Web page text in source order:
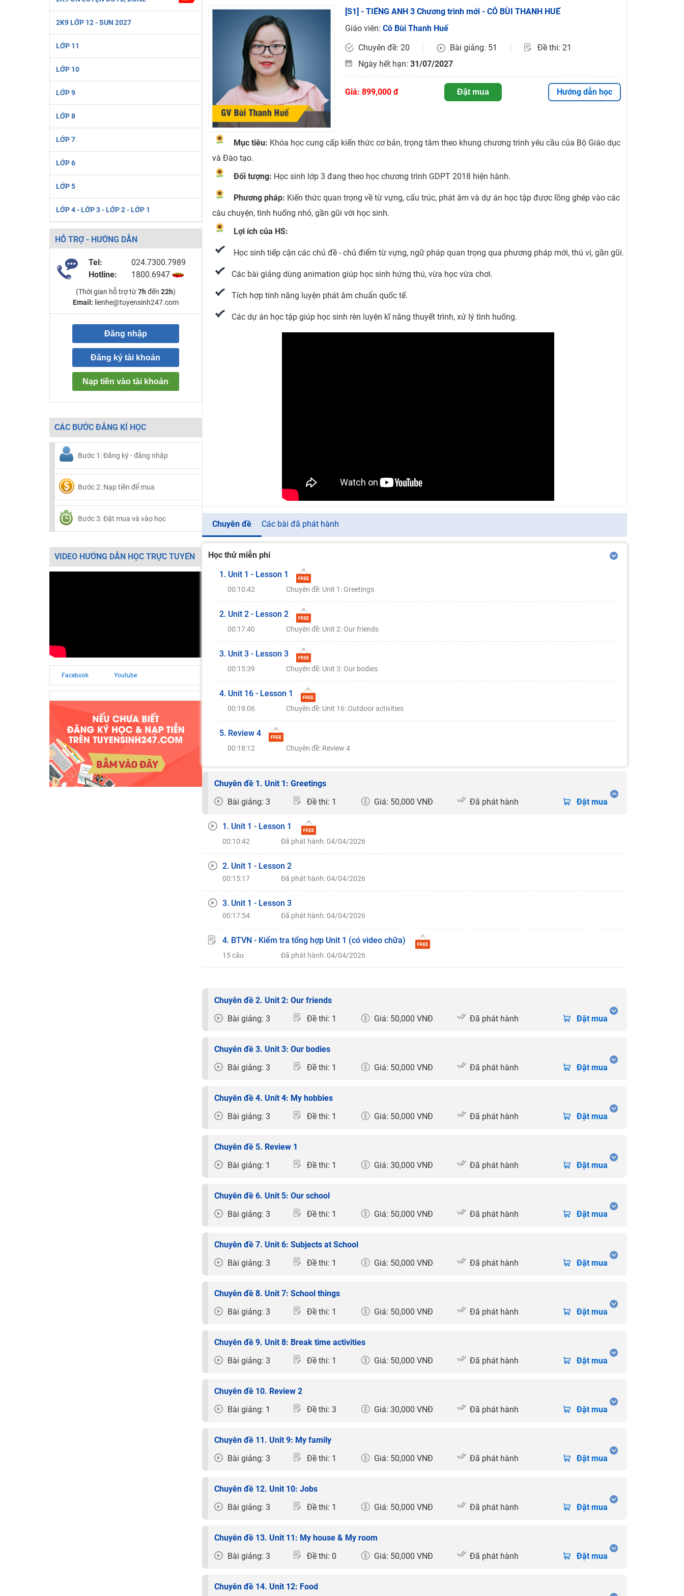
Học online lớp 2 với thầy cô giáo giỏi, nổi tiếng
2K6! Lộ Trình Sun 2024 - Ba bước luyện thi TN THPT - ĐH ít nhất 25 điểm
Hot! Lễ hội đồng giá 449K - 499K toàn bộ khoá học tại Tuyensinh247 (Từ 16-18/07/2025)
Khuyến Mãi Khoá Học 1K Chỉ Từ 11-13/09/2024
Đồng giá khóa học 499K - 399K (13/11-15/11)
Khai giảng các khóa lớp 9 Toán - Lý - Hóa - Văn - Anh năm 2018
Khai giảng khóa Ngữ văn 7 - xây nền vững chắc cho tương lai!
Luyện thi vào lớp 10 môn Toán, Văn, Hóa, Anh, Lý với giáo viên giỏi và nổi tiếng
2K9 LỚP 12 - SUN 2027
LỚP 11
LỚP 10
LỚP 9
LỚP 8
LỚP 7
LỚP 6
LỚP 5
LỚP 4 - LỚP 3 - LỚP 2 - LỚP 1
HỖ TRỢ - HƯỚNG DẪN
Tel:
024.7300.7989
Hotline:
1800.6947
(Thời gian hỗ trợ từ7h đến 22h)
Email: lienhe@tuyensinh247.com
Đăng nhập
Đăng ký tài khoản
Nạp tiền vào tài khoản
CÁC BƯỚC ĐĂNG KÍ HỌC
Bước 1: Đăng ký - đăng nhập
Bước 2: Nạp tiền để mua
Bước 3: Đặt mua và vào học
VIDEO HƯỚNG DẪN HỌC TRỰC TUYẾN
Facebook Youtube
[S1] - TIẾNG ANH 3 Chương trình mới - CÔ BÙI THANH HUẾ
Giáo viên: Cô Bùi Thanh Huế
Chuyên đề: 20
Bài giảng: 51
Đề thi: 21
Ngày hết hạn: 31/07/2027
Giá: 899,000 đ Đặt mua Hướng dẫn học
Mục tiêu: Khóa học cung cấp kiến thức cơ bản, trọng tâm theo khung chương trình yêu cầu của Bộ Giáo dục
và Đào tạo.
Đối tượng: Học sinh lớp 3 đang theo học chương trình GDPT 2018 hiện hành.
Phương pháp: Kiến thức quan trọng về từ vựng, cấu trúc, phát âm và dự án học tập được lồng ghép vào các
câu chuyện, tình huống nhỏ, gần gũi với học sinh.
Lợi ích của HS:
Học sinh tiếp cận các chủ đề - chủ điểm từ vựng, ngữ pháp quan trọng qua phương pháp mới, thú vị, gần gũi.
Các bài giảng dùng animation giúp học sinh hứng thú, vừa học vừa chơi.
Tích hợp tính năng luyện phát âm chuẩn quốc tế.
Các dự án học tập giúp học sinh rèn luyện kĩ năng thuyết trình, xử lý tình huống.
Chuyên đề Các bài đã phát hành
Học thử miễn phí
1. Unit 1 - Lesson 1
00:10:42 Chuyên đề: Unit 1: Greetings
2. Unit 2 - Lesson 2
00:17:40 Chuyên đề: Unit 2: Our friends
3. Unit 3 - Lesson 3
00:15:39 Chuyên đề: Unit 3: Our bodies
4. Unit 16 - Lesson 1
00:19:06 Chuyên đề: Unit 16: Outdoor activities
5. Review 4
00:18:12 Chuyên đề: Review 4
Chuyên đề 1. Unit 1: Greetings
Bài giảng: 3
Đề thi: 1 Giá: 50,000 VNĐ Đã phát hành Đặt mua
1. Unit 1 - Lesson 1
00:10:42 Đã phát hành: 04/04/2026
2. Unit 1 - Lesson 2
00:15:17 Đã phát hành: 04/04/2026
3. Unit 1 - Lesson 3
00:17:54 Đã phát hành: 04/04/2026
4. BTVN - Kiểm tra tổng hợp Unit 1 (có video chữa)
15 câu Đã phát hành: 04/04/2026
Chuyên đề 2. Unit 2: Our friends
Bài giảng: 3
Đề thi: 1 Giá: 50,000 VNĐ Đã phát hành Đặt mua
Chuyên đề 3. Unit 3: Our bodies
Bài giảng: 3
Đề thi: 1 Giá: 50,000 VNĐ Đã phát hành Đặt mua
Chuyên đề 4. Unit 4: My hobbies
Bài giảng: 3
Đề thi: 1 Giá: 50,000 VNĐ Đã phát hành Đặt mua
Chuyên đề 5. Review 1
Bài giảng: 1
Đề thi: 1 Giá: 30,000 VNĐ Đã phát hành Đặt mua
Chuyên đề 6. Unit 5: Our school
Bài giảng: 3
Đề thi: 1 Giá: 50,000 VNĐ Đã phát hành Đặt mua
Chuyên đề 7. Unit 6: Subjects at School
Bài giảng: 3
Đề thi: 1 Giá: 50,000 VNĐ Đã phát hành Đặt mua
Chuyên đề 8. Unit 7: School things
Bài giảng: 3
Đề thi: 1 Giá: 50,000 VNĐ Đã phát hành Đặt mua
Chuyên đề 9. Unit 8: Break time activities
Bài giảng: 3
Đề thi: 1 Giá: 50,000 VNĐ Đã phát hành Đặt mua
Chuyên đề 10. Review 2
Bài giảng: 1
Đề thi: 3 Giá: 30,000 VNĐ Đã phát hành Đặt mua
Chuyên đề 11. Unit 9: My family
Bài giảng: 3
Đề thi: 1 Giá: 50,000 VNĐ Đã phát hành Đặt mua
Chuyên đề 12. Unit 10: Jobs
Bài giảng: 3
Đề thi: 1 Giá: 50,000 VNĐ Đã phát hành Đặt mua
Chuyên đề 13. Unit 11: My house & My room
Bài giảng: 3
Đề thi: 0 Giá: 50,000 VNĐ Đã phát hành Đặt mua
Chuyên đề 14. Unit 12: Food